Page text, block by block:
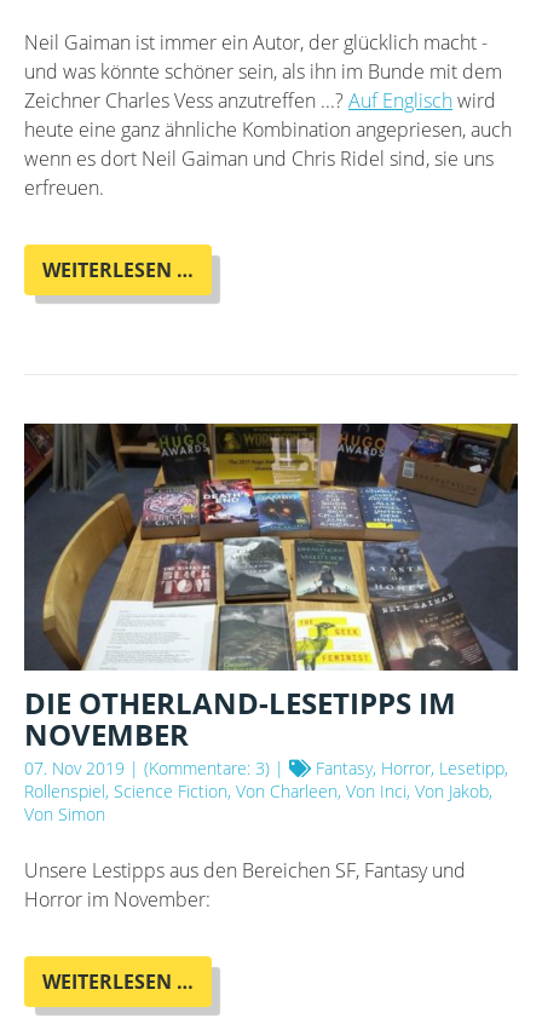
Neil Gaiman ist immer ein Autor, der glücklich macht -
und was könnte schöner sein, als ihn im Bunde mit dem
Zeichner Charles Vess anzutreffen ...? Auf Englischwird
heute eine ganz ähnliche Kombination angepriesen, auch
wenn es dort Neil Gaiman und Chris Ridel sind, sie uns
erfreuen.
WEITERLESEN …
OTHERLAND-
16.
DIE OTHERLAND-LESETIPPS IM
NOVEMBER
07. Nov 2019 | (Kommentare: 3) |
Fantasy, Horror, Lesetipp,
Rollenspiel, Science Fiction, Von Charleen, Von Inci, Von Jakob,
Von Simon
Unsere Lestipps aus den Bereichen SF, Fantasy und
Horror im November:
WEITERLESEN …
OTHERLAND-